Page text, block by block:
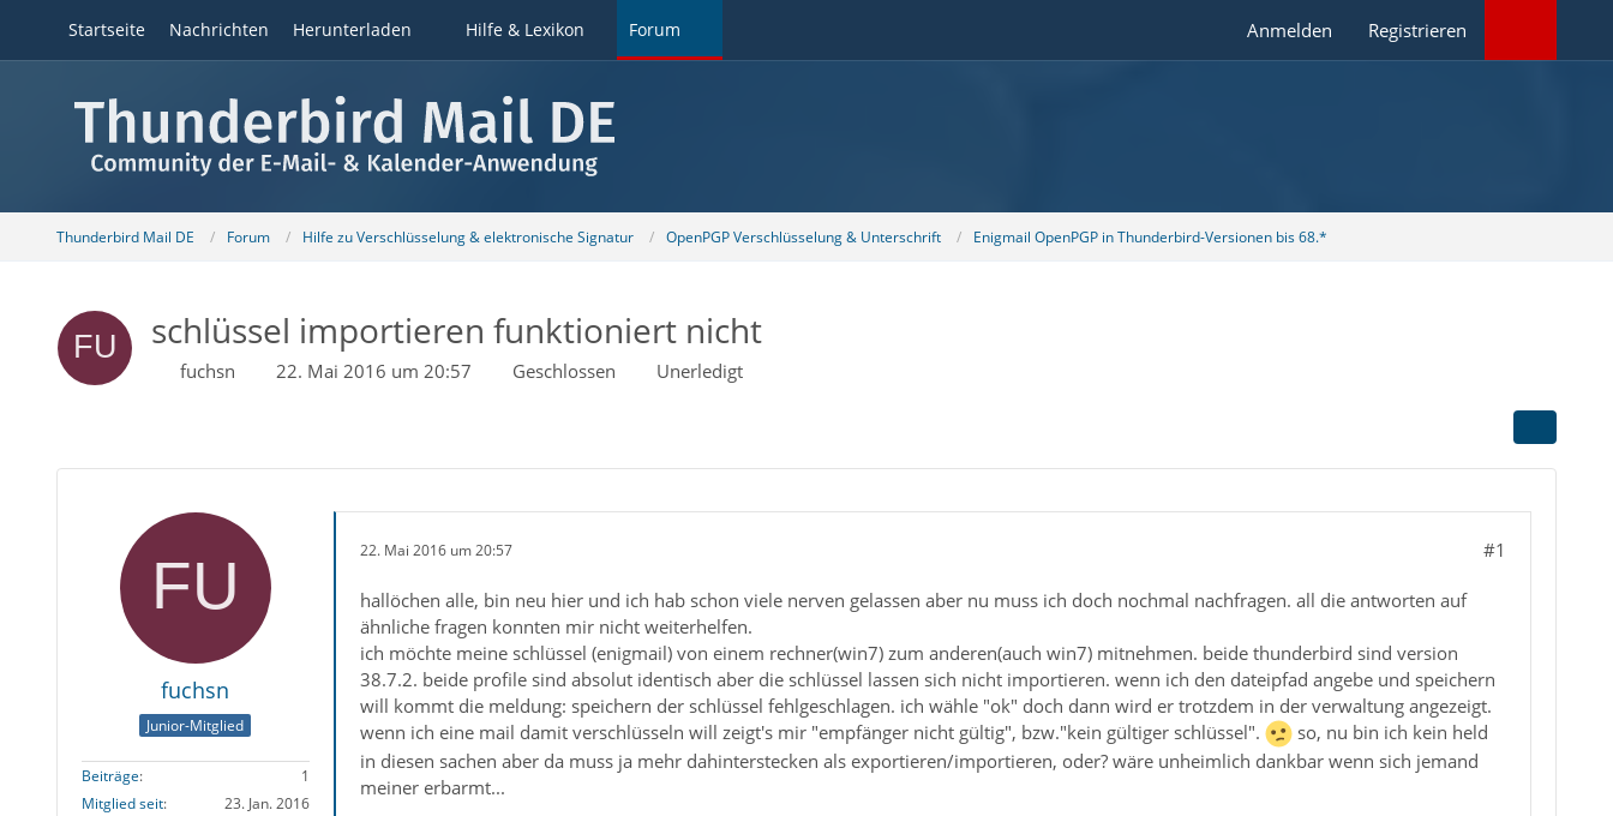
Startseite Nachrichten Herunterladen Hilfe & Lexikon Forum Anmelden Registrieren
Thunderbird Mail DE Forum Hilfe zu Verschlüsselung & elektronische Signatur OpenPGP Verschlüsselung & Unterschrift Enigmail OpenPGP in Thunderbird-Versionen bis 68.*
schlüssel importieren funktioniert nicht
fuchsn 22. Mai 2016 um 20:57 Geschlossen Unerledigt
fuchsn
Junior-Mitglied
Beiträge
1
Mitglied seit
23. Jan. 2016
22. Mai 2016 um 20:57 #1
hallöchen alle, bin neu hier und ich hab schon viele nerven gelassen aber nu muss ich doch nochmal nachfragen. all die antworten auf
ähnliche fragen konnten mir nicht weiterhelfen.
ich möchte meine schlüssel (enigmail) von einem rechner(win7) zum anderen(auch win7) mitnehmen. beide thunderbird sind version
38.7.2. beide profile sind absolut identisch aber die schlüssel lassen sich nicht importieren. wenn ich den dateipfad angebe und speichern
will kommt die meldung: speichern der schlüssel fehlgeschlagen. ich wähle "ok" doch dann wird er trotzdem in der verwaltung angezeigt.
wenn ich eine mail damit verschlüsseln will zeigt's mir "empfänger nicht gültig", bzw."kein gültiger schlüssel".
so, nu bin ich kein held
in diesen sachen aber da muss ja mehr dahinterstecken als exportieren/importieren, oder? wäre unheimlich dankbar wenn sich jemand
meiner erbarmt...